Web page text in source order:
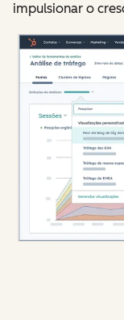
impulsionar o